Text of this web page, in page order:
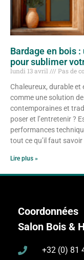
Bardage en bois
pour sublimer
lundi 13 avril
Pas de
Chaleureux, durable et
comme une solution
contemporaines et
poser et l’entretenir ?
performances
tout ce qu’il faut
Lire plus »
Coordonnées
Salon Bois &
+32 (0) 81